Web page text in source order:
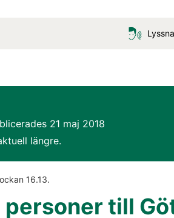
Lyssna
21 maj 2018
längre.
16.13.
personer till